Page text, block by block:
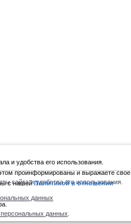
и удобства его использования.
проинформированы и выражаете свое
с нашейПолитикой в отношении
сайта и удобства его использования.
данных
данных